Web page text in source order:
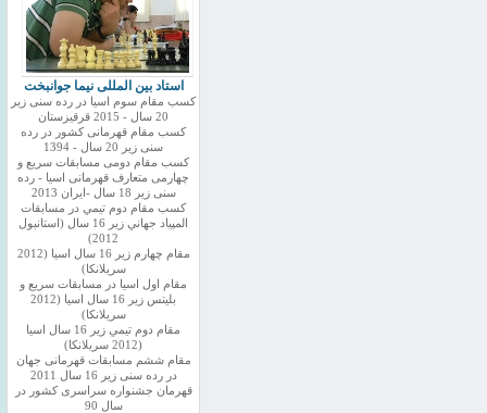
استاد بین المللی نیما جوانبخت
کسب مقام سوم اسیا در رده سنی زیر
20 سال - 2015 قرقیزستان
کسب مقام قهرمانی کشور در رده
سنی زیر 20 سال - 1394
کسب مقام دومی مسابقات سریع و
چهارمی متعارف قهرمانی اسیا - رده
سنی زیر 18 سال -ایران 2013
كسب مقام دوم تيمي در مسابقات
المپياد جهاني زير 16 سال (استانبول
2012)
مقام چهارم زير 16 سال اسيا (2012
سريلانكا)
مقام اول اسيا در مسابقات سريع و
بليتس زير 16 سال اسيا (2012
سريلانكا)
مقام دوم تيمي زير 16 سال اسيا
(2012 سريلانكا)
مقام ششم مسابقات قهرمانی جهان
در رده سنی زیر 16 سال 2011
قهرمان جشنواره سراسری کشور در
سال 90